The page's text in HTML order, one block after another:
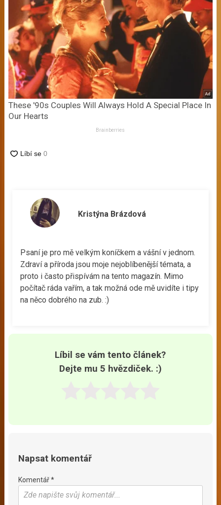
These '90s Couples Will Always Hold A Special Place In
Our Hearts
Brainberries
Kristýna Brázdová
Psaní je pro mě velkým koníčkem a vášní v jednom.
Zdraví a příroda jsou moje nejoblíbenější témata, a
proto i často přispívám na tento magazín. Mimo
počítač ráda vařím, a tak možná ode mě uvidíte i tipy
na něco dobrého na zub. :)
Líbil se vám tento článek?
Dejte mu 5 hvězdiček. :)
Napsat komentář
Komentář *